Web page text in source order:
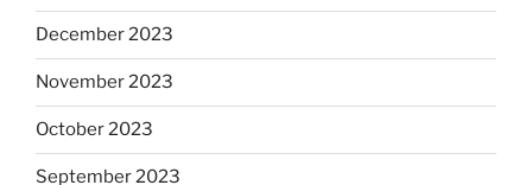
December 2023
November 2023
October 2023
September 2023